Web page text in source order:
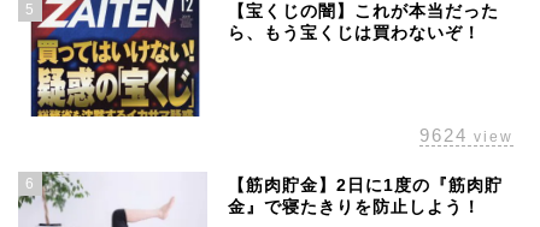
5
【宝くじの闇】これが本当だった
ら、もう宝くじは買わないぞ！
9624 view
6
【筋肉貯金】2日に1度の『筋肉貯
金』で寝たきりを防止しよう！
配当金